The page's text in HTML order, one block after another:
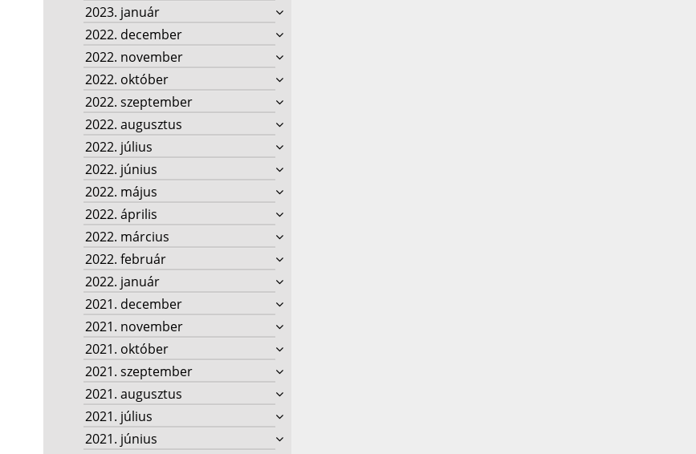
2023. január
2022. december
2022. november
2022. október
2022. szeptember
2022. augusztus
2022. július
2022. június
2022. május
2022. április
2022. március
2022. február
2022. január
2021. december
2021. november
2021. október
2021. szeptember
2021. augusztus
2021. július
2021. június